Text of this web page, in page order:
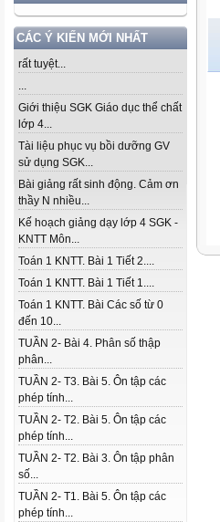
CÁC Ý KIẾN MỚI NHẤT
rất tuyệt...
...
Giới thiệu SGK Giáo dục thể chất
lớp 4...
Tài liệu phục vụ bồi dưỡng GV
sử dụng SGK...
Bài giảng rất sinh động. Cảm ơn
thầy N nhiều...
Kế hoạch giảng dạy lớp 4 SGK -
KNTT Môn...
Toán 1 KNTT. Bài 1 Tiết 2....
Toán 1 KNTT. Bài 1 Tiết 1....
Toán 1 KNTT. Bài Các số từ 0
đến 10...
TUẦN 2- Bài 4. Phân số thập
phân...
TUẦN 2- T3. Bài 5. Ôn tập các
phép tính...
TUẦN 2- T2. Bài 5. Ôn tập các
phép tính...
TUẦN 2- T2. Bài 3. Ôn tập phân
số...
TUẦN 2- T1. Bài 5. Ôn tập các
phép tính...